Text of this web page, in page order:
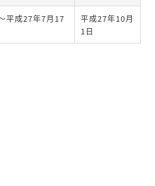
平成27年7月17
平成27年10月
1日